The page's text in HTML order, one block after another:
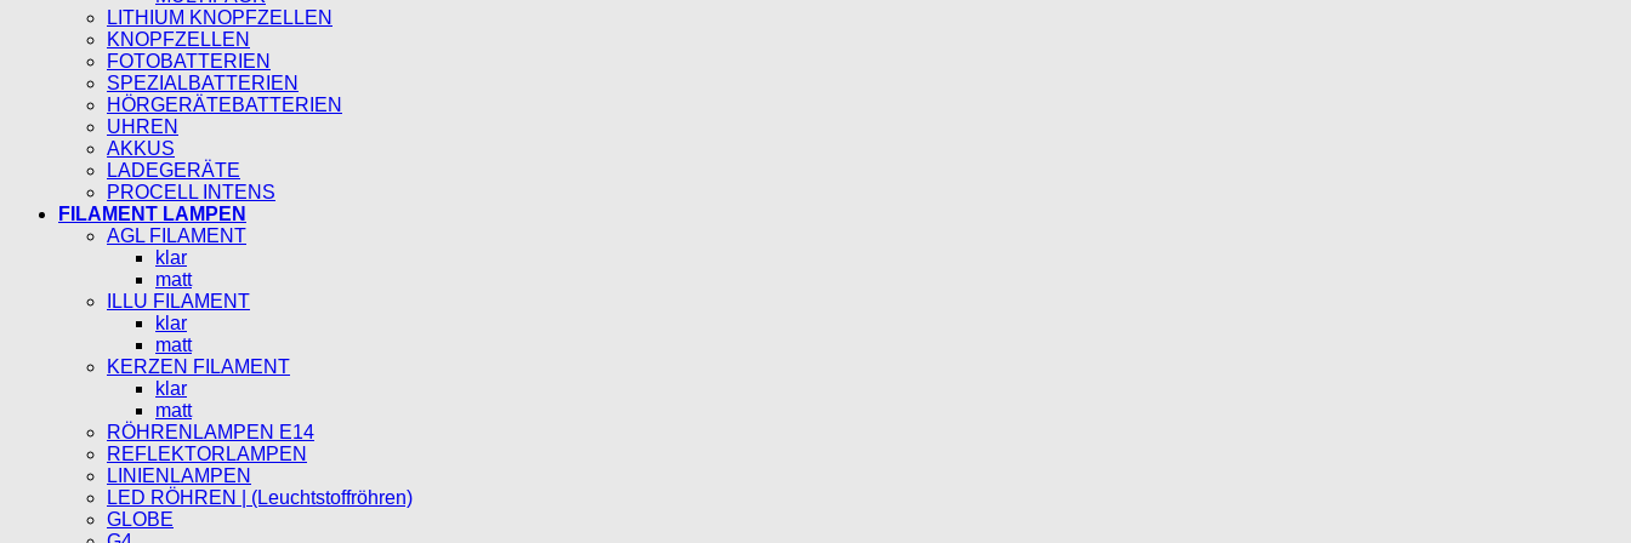
LITHIUM KNOPFZELLEN
KNOPFZELLEN
FOTOBATTERIEN
SPEZIALBATTERIEN
HÖRGERÄTEBATTERIEN
UHREN
AKKUS
LADEGERÄTE
PROCELL INTENS
FILAMENT LAMPEN
AGL FILAMENT
klar
matt
ILLU FILAMENT
klar
matt
KERZEN FILAMENT
klar
matt
RÖHRENLAMPEN E14
REFLEKTORLAMPEN
LINIENLAMPEN
LED RÖHREN | (Leuchtstoffröhren)
GLOBE